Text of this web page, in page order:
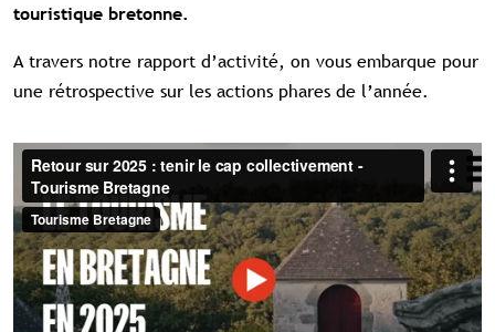
touristique bretonne.
A travers notre rapport d’activité, on vous embarque pour
une rétrospective sur les actions phares de l’année.